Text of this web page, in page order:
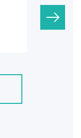
Векса-
Ливневые